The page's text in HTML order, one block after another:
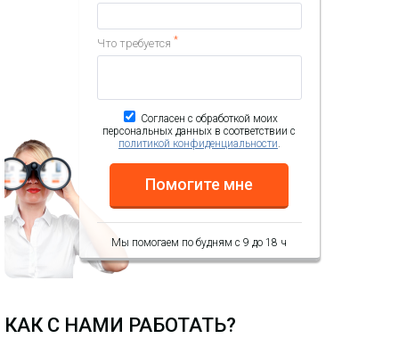
Что требуется *
Согласен с обработкой моих
персональных данных в соответствии с
политикой конфиденциальности
Помогите мне
Мы помогаем по будням с 9 до 18 ч
КАК С НАМИ РАБОТАТЬ?